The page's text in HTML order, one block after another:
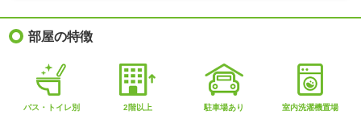
部屋の特徴
バス・トイレ別 2階以上 駐車場あり 室内洗濯機置場